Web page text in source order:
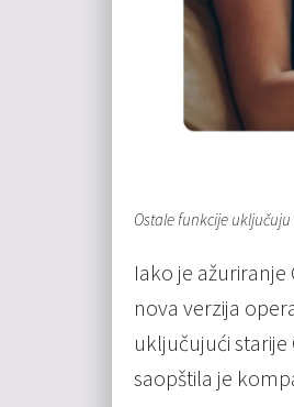
Ostale funkcije
Iako je
nova verzija
uključujući starije
saopštila je